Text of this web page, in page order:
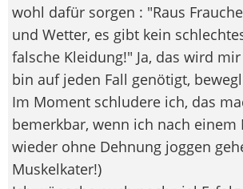
wohl dafür sorgen : "Raus
und Wetter, es gibt kein
falsche Kleidung!" Ja, das wird
bin auf jeden Fall genötigt,
Im Moment schludere ich, das
bemerkbar, wenn ich nach einem
wieder ohne Dehnung joggen
Muskelkater!)